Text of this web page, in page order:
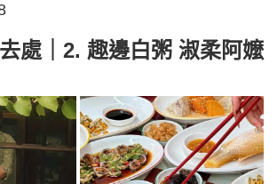
處｜2. 趣邊白粥 淑柔阿嬤